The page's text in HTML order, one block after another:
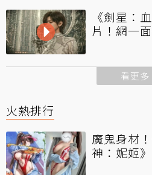
《劍星：
片！網一
看更多
火熱排行
魔鬼身材
神：妮姬